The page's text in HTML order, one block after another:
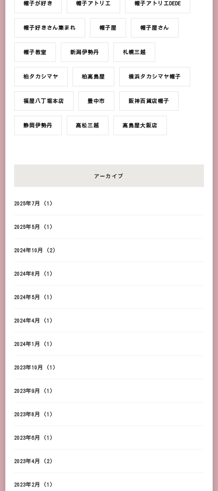
帽子が好き 帽子アトリエ 帽子アトリエDEDE
帽子好きさん集まれ 帽子屋 帽子屋さん
帽子教室 新潟伊勢丹 札幌三越
柏タカシマヤ 柏髙島屋 横浜タカシマヤ帽子
福屋八丁堀本店 豊中市 阪神百貨店帽子
静岡伊勢丹 高松三越 髙島屋大阪店
アーカイブ
2025年7月 (1)
2025年5月 (1)
2024年10月 (2)
2024年8月 (1)
2024年5月 (1)
2024年4月 (1)
2024年1月 (1)
2023年10月 (1)
2023年9月 (1)
2023年8月 (1)
2023年6月 (1)
2023年4月 (2)
2023年2月 (1)